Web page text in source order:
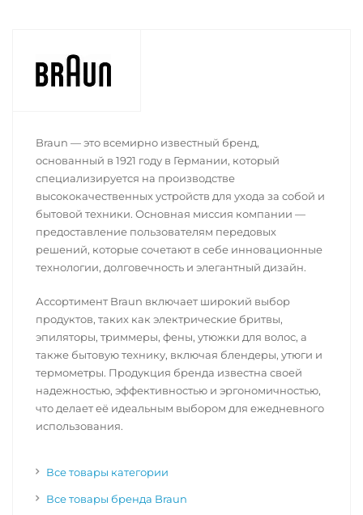
Braun — это всемирно известный бренд,
основанный в 1921 году в Германии, который
специализируется на производстве
высококачественных устройств для ухода за собой и
бытовой техники. Основная миссия компании —
предоставление пользователям передовых
решений, которые сочетают в себе инновационные
технологии, долговечность и элегантный дизайн.
Ассортимент Braun включает широкий выбор
продуктов, таких как электрические бритвы,
эпиляторы, триммеры, фены, утюжки для волос, а
также бытовую технику, включая блендеры, утюги и
термометры. Продукция бренда известна своей
надежностью, эффективностью и эргономичностью,
что делает её идеальным выбором для ежедневного
использования.
Все товары категории
Все товары бренда Braun